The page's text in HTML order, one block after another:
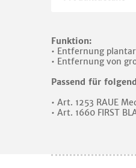
Funktion:
• Entfernung
• Entfernung von
Passend für
• Art. 1253 RAUE
• Art. 1660 FIRST